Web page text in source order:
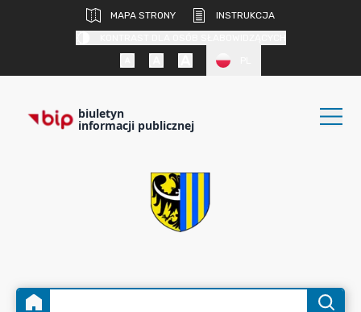
MAPA STRONY
INSTRUKCJA
biuletyn
informacji publicznej